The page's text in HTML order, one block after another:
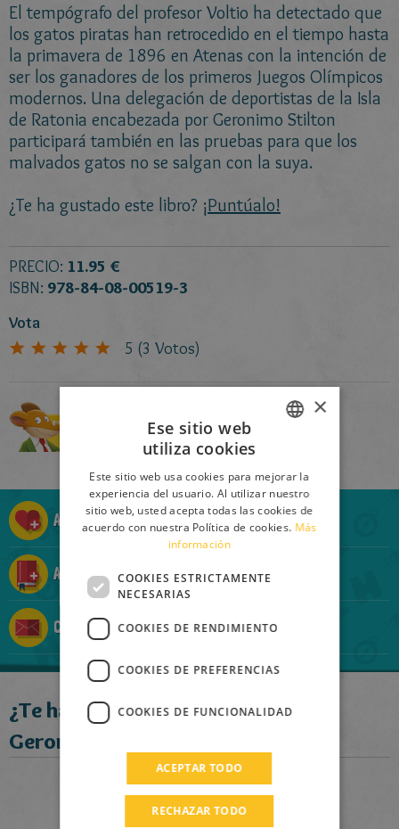
El tempógrafo del profesor Voltio ha detectado que
los gatos piratas han retrocedido en el tiempo hasta
la primavera de 1896 en Atenas con la intención de
ser los ganadores de los primeros Juegos Olímpicos
modernos. Una delegación de deportistas de la Isla
de Ratonia encabezada por Geronimo Stilton
participará también en las pruebas para que los
malvados gatos no se salgan con la suya.
¿Te ha gustado este libro? ¡Puntúalo!
PRECIO: 11.95 €
ISBN: 978-84-08-00519-3
Vota
5 (3 Votos)
Añadir a la Ratolista
Añadir a la Ratocolección
Contárselo a un amigo
¿Te ha gustado este libro?
Geronimo recomienda:
ITALIAN
ENGLISH
FRENCH
SPANISH
HUNGARIAN
PORTUGUESE
DUTCH
×
Ese sitio web
utiliza cookies
Este sitio web usa cookies para mejorar la
experiencia del usuario. Al utilizar nuestro
sitio web, usted acepta todas las cookies de
acuerdo con nuestra Política de cookies. Más
información
COOKIES ESTRICTAMENTE
NECESARIAS
COOKIES DE RENDIMIENTO
COOKIES DE PREFERENCIAS
COOKIES DE FUNCIONALIDAD
ACEPTAR TODO
RECHAZAR TODO